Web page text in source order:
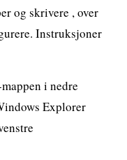
og skrivere , over
Instruksjoner
i nedre
Explorer